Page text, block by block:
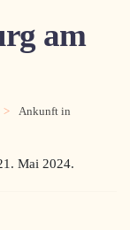
am
Ankunft in
Mai 2024.